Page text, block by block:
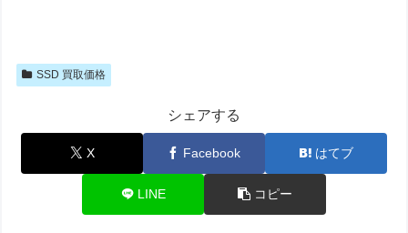
SSD 買取価格
シェアする
X Facebook はてブ
LINE コピー